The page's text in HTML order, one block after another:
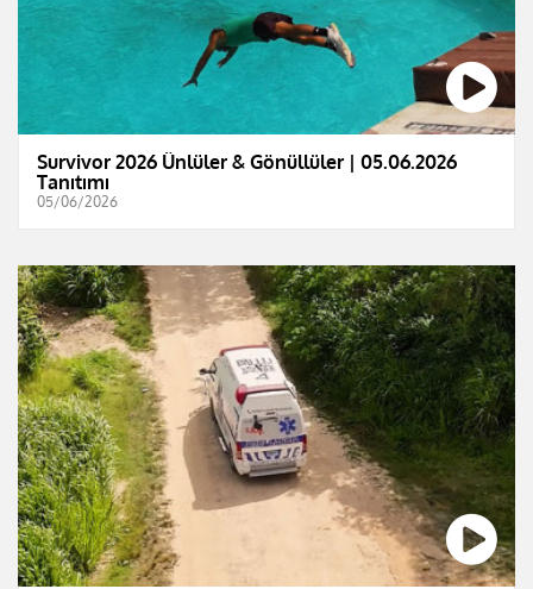
Survivor 2026 Ünlüler & Gönüllüler | 05.06.2026
Tanıtımı
05/06/2026